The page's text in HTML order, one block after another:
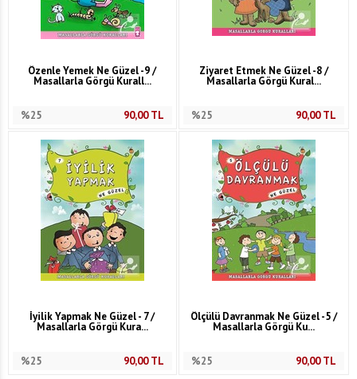
Özenle Yemek Ne Güzel -9 /
Masallarla Görgü Kurall...
%25 90,00TL
Ziyaret Etmek Ne Güzel -8 /
Masallarla Görgü Kural...
%25 90,00TL
İyilik Yapmak Ne Güzel - 7 /
Masallarla Görgü Kura...
%25 90,00TL
Ölçülü Davranmak Ne Güzel -5 /
Masallarla Görgü Ku...
%25 90,00TL